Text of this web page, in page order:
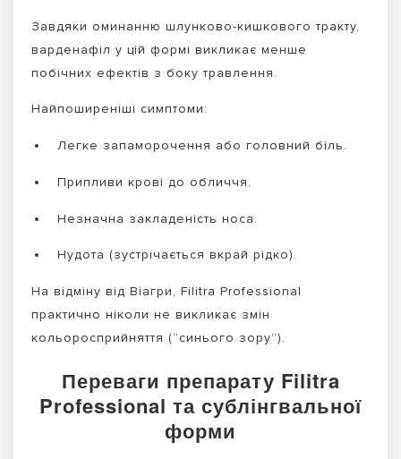
Завдяки оминанню шлунково-кишкового тракту,
варденафіл у цій формі викликає менше
побічних ефектів з боку травлення.
Найпоширеніші симптоми:
Легке запаморочення або головний біль.
Припливи крові до обличчя.
Незначна закладеність носа.
Нудота (зустрічається вкрай рідко).
На відміну від Віагри, Filitra Professional
практично ніколи не викликає змін
кольоросприйняття (“синього зору”).
Переваги препарату Filitra
Professional та сублінгвальної
форми